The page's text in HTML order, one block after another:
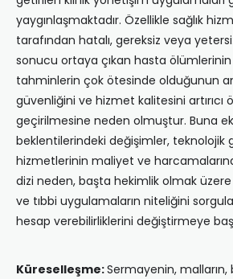
yaygınlaşmaktadır. Özellikle sağlık
tarafından hatalı, gereksiz veya
sonucu ortaya çıkan hasta ölümlerinin
tahminlerin çok ötesinde olduğunun
güvenliğini ve hizmet kalitesini artırıcı
geçirilmesine neden olmuştur. Buna
beklentilerindeki değişimler, teknolojik
hizmetlerinin maliyet ve
dizi neden, başta hekimlik olmak üzere
ve tıbbi uygulamaların niteliğini
hesap verebilirliklerini değiştirmeye
Küreselleşme:Sermayenin, malların,